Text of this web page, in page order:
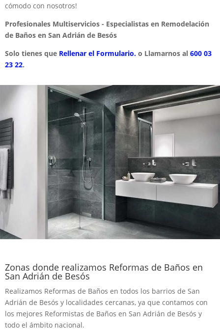
cómodo con nosotros!
Profesionales Multiservicios - Especialistas en Remodelación
de Baños en San Adrián de Besós
Solo tienes que Rellenar el Formulario. o Llamarnos al 600 03
23 22.
Zonas donde realizamos Reformas de Baños en
San Adrián de Besós
Realizamos Reformas de Baños en todos los barrios de San
Adrián de Besós y localidades cercanas, ya que contamos con
los mejores Reformistas de Baños en San Adrián de Besós y
todo el ámbito nacional.